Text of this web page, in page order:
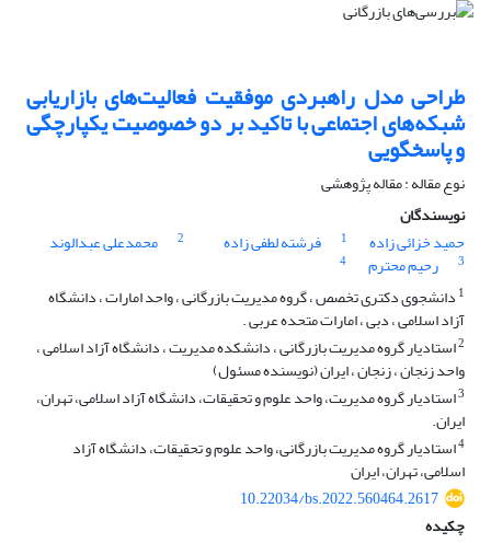
طراحی مدل راهبردی موفقیت فعالیت‌های بازاریابی
شبکه‌های اجتماعی با تاکید بر دو خصوصیت یکپارچگی
و پاسخگویی
نوع مقاله : مقاله پژوهشی
نویسندگان
حمید خزائی زاده
1 فرشته لطفی زاده 2 محمدعلی عبدالوند
3 رحیم محترم
4
1 دانشجوی دکتری تخصص ، گروه مدیریت بازرگانی ، واحد امارات ، دانشگاه
آزاد اسلامی ، دبی ، امارات متحده عربی .
2استادیار گروه مدیریت بازرگانی ، دانشکده مدیریت ، دانشگاه آزاد اسلامی ،
واحد زنجان ، زنجان ، ایران (نویسنده مسئول)
3استادیار گروه مدیریت، واحد علوم و تحقیقات، دانشگاه آزاد اسلامی، تهران،
ایران.
4استادیار گروه مدیریت بازرگانی، واحد علوم و تحقیقات، دانشگاه آزاد
اسلامی، تهران، ایران
10.22034/bs.2022.560464.2617
چکیده